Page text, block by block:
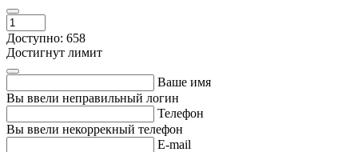
Доступно: 658
Достигнут лимит
Ваше имя
Вы ввели неправильный логин
Телефон
Вы ввели некоррекный телефон
E-mail